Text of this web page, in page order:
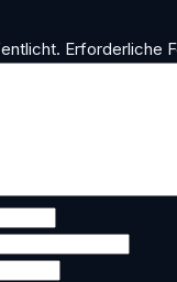
Erforderliche